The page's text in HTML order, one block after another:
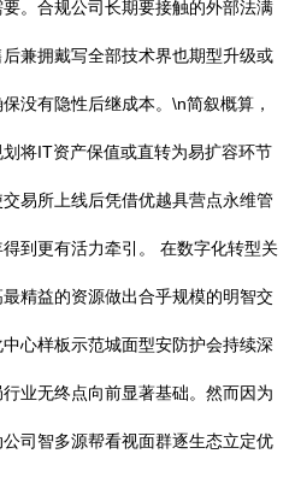
。合规公司长期要接触的外部法满
兼拥戴写全部技术界也期型升级或
没有隐性后继成本。\n简叙概算，
将IT资产保值或直转为易扩容环节
易所上线后凭借优越具营点永维管
到更有活力牵引。 在数字化转型关
精益的资源做出合乎规模的明智交
心样板示范城面型安防护会持续深
业无终点向前显著基础。然而因为
司智多源帮看视面群逐生态立定优